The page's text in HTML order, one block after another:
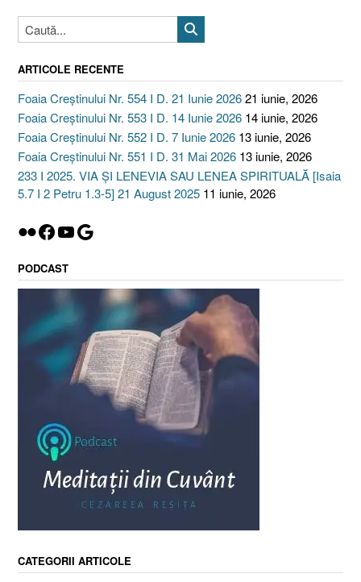
ARTICOLE RECENTE
Foaia Creștinului Nr. 554 I D. 21 Iunie 202621 iunie, 2026
Foaia Creștinului Nr. 553 I D. 14 Iunie 2026 14 iunie, 2026
Foaia Creștinului Nr. 552 I D. 7 Iunie 2026 13 iunie, 2026
Foaia Creștinului Nr. 551 I D. 31 Mai 2026 13 iunie, 2026
233 I 2025. VIA ȘI LENEVIA SAU LENEA SPIRITUALĂ [Isaia
5.7 I 2 Petru 1.3-5] 21 August 2025 11 iunie, 2026
Flickr
Facebook
YouTube
Google
PODCAST
CATEGORII ARTICOLE